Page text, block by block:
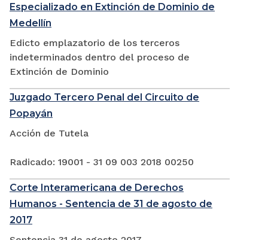
Especializado en Extinción de Dominio de
Medellín
Edicto emplazatorio de los terceros
indeterminados dentro del proceso de
Extinción de Dominio
Juzgado Tercero Penal del Circuito de
Popayán
Acción de Tutela
Radicado: 19001 - 31 09 003 2018 00250
Corte Interamericana de Derechos
Humanos - Sentencia de 31 de agosto de
2017